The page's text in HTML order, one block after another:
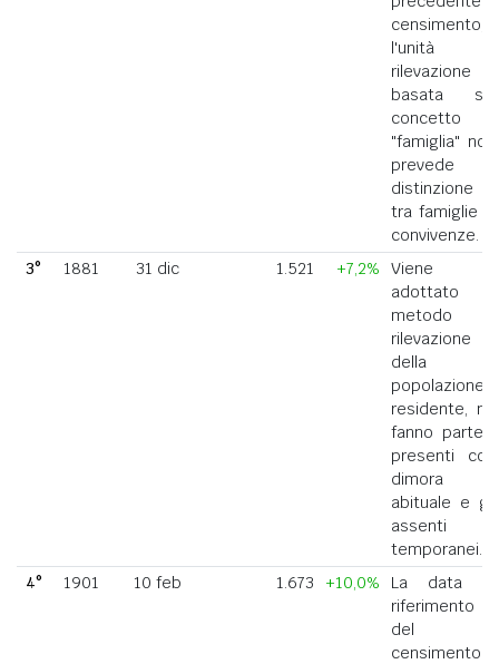
censimento,
l'unità di
rilevazione
basata sul
concetto di
"famiglia" non
prevede la
distinzione
tra famiglie e
convivenze.
3°
1881 31 dic 1.521 +7,2%
Viene
adottato il
metodo di
rilevazione
della
popolazione
residente, ne
fanno parte i
presenti con
dimora
abituale e gli
assenti
temporanei.
4°
1901 10 feb 1.673 +10,0%
La data di
riferimento
del
censimento